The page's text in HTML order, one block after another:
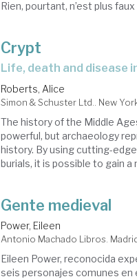
Rien, pourtant, n’est plus
Crypt
life, death and disease
Roberts, Alice
Simon & Schuster Ltd.. New
The history of the Middle
powerful, but archaeology
history. By using cutting-
burials, it is possible to gain
Gente medieval
Power, Eileen
Antonio Machado Libros.
Eileen Power, reconocida
seis personajes comunes en